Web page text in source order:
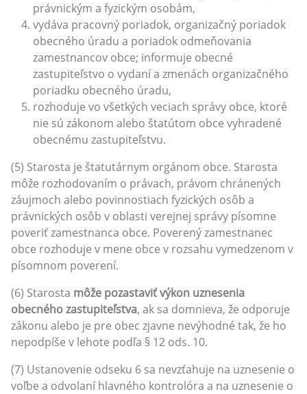
právnickým a fyzickým osobám,
vydáva pracovný poriadok, organizačný poriadok
obecného úradu a poriadok odmeňovania
zamestnancov obce; informuje obecné
zastupiteľstvo o vydaní a zmenách organizačného
poriadku obecného úradu,
rozhoduje vo všetkých veciach správy obce, ktoré
nie sú zákonom alebo štatútom obce vyhradené
obecnému zastupiteľstvu.
(5) Starosta je štatutárnym orgánom obce. Starosta
môže rozhodovaním o právach, právom chránených
záujmoch alebo povinnostiach fyzických osôb a
právnických osôb v oblasti verejnej správy písomne
poveriť zamestnanca obce. Poverený zamestnanec
obce rozhoduje v mene obce v rozsahu vymedzenom v
písomnom poverení.
(6) Starosta môže pozastaviť výkon uznesenia
obecného zastupiteľstva, ak sa domnieva, že odporuje
zákonu alebo je pre obec zjavne nevýhodné tak, že ho
nepodpíše v lehote podľa § 12 ods. 10.
(7) Ustanovenie odseku 6 sa nevzťahuje na uznesenie o
voľbe a odvolaní hlavného kontrolóra a na uznesenie o